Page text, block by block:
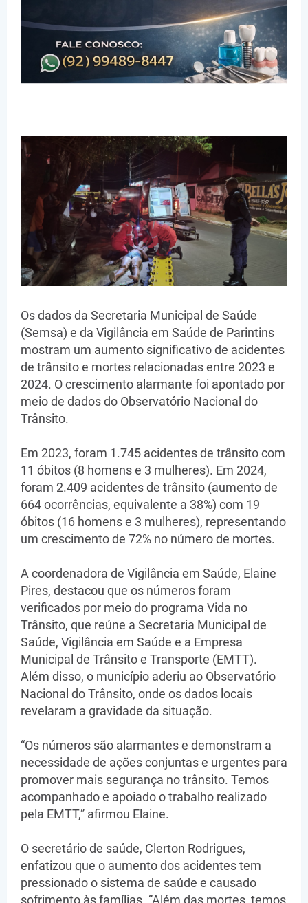
Os dados da Secretaria Municipal de Saúde
(Semsa) e da Vigilância em Saúde de Parintins
mostram um aumento significativo de acidentes
de trânsito e mortes relacionadas entre 2023 e
2024. O crescimento alarmante foi apontado por
meio de dados do Observatório Nacional do
Trânsito.
Em 2023, foram 1.745 acidentes de trânsito com
11 óbitos (8 homens e 3 mulheres). Em 2024,
foram 2.409 acidentes de trânsito (aumento de
664 ocorrências, equivalente a 38%) com 19
óbitos (16 homens e 3 mulheres), representando
um crescimento de 72% no número de mortes.
A coordenadora de Vigilância em Saúde, Elaine
Pires, destacou que os números foram
verificados por meio do programa Vida no
Trânsito, que reúne a Secretaria Municipal de
Saúde, Vigilância em Saúde e a Empresa
Municipal de Trânsito e Transporte (EMTT).
Além disso, o município aderiu ao Observatório
Nacional do Trânsito, onde os dados locais
revelaram a gravidade da situação.
“Os números são alarmantes e demonstram a
necessidade de ações conjuntas e urgentes para
promover mais segurança no trânsito. Temos
acompanhado e apoiado o trabalho realizado
pela EMTT,” afirmou Elaine.
O secretário de saúde, Clerton Rodrigues,
enfatizou que o aumento dos acidentes tem
pressionado o sistema de saúde e causado
sofrimento às famílias. “Além das mortes, temos